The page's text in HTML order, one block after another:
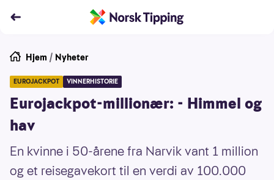
Hjem / Nyheter
EUROJACKPOT VINNERHISTORIE
Eurojackpot-millionær: - Himmel og
hav
En kvinne i 50-årene fra Narvik vant 1 million
og et reisegavekort til en verdi av 100.000